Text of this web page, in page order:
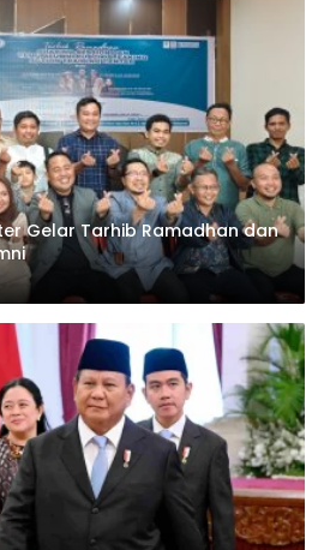
Gelar Tarhib Ramadhan dan